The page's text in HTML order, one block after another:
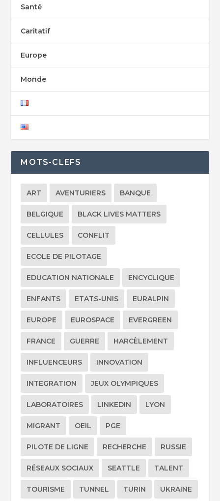
Santé
Caritatif
Europe
Monde
MOTS-CLEFS
ART AVENTURIERS BANQUE
BELGIQUE BLACK LIVES MATTERS
CELLULES CONFLIT
ECOLE DE PILOTAGE
EDUCATION NATIONALE ENCYCLIQUE
ENFANTS ETATS-UNIS EURALPIN
EUROPE EUROSPACE EVERGREEN
FRANCE GUERRE HARCÈLEMENT
INFLUENCEURS INNOVATION
INTEGRATION JEUX OLYMPIQUES
LABORATOIRES LINKEDIN LYON
MIGRANT OEIL PGE
PILOTE DE LIGNE RECHERCHE RUSSIE
RÉSEAUX SOCIAUX SEATTLE TALENT
TOURISME TUNNEL TURIN UKRAINE